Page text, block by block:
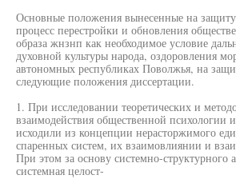
Основные положения вынесенные на
процесс перестройки и обновления
образа жнзнп как необходимое условие
духовной культуры народа, оздоровления
автономных республиках Поволжья, на
следующие положения диссертации.
1. При исследовании теоретических и
взаимодействия общественной психологии
исходили из концепции нерасторжимого
спаренных систем, их взаимовлиянии и
При этом за основу системно-структурного
системная целост-